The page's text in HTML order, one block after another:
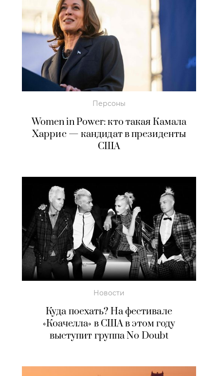
Персоны
Women in Power: кто такая Камала
Харрис — кандидат в президенты
США
Новости
Куда поехать? На фестивале
«Коачелла» в США в этом году
выступит группа No Doubt